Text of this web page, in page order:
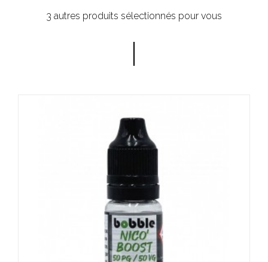
3 autres produits sélectionnés pour vous